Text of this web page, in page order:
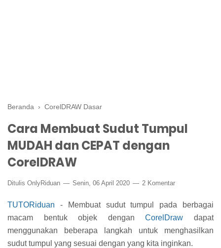
Beranda › CorelDRAW Dasar
Cara Membuat Sudut Tumpul
MUDAH dan CEPAT dengan
CorelDRAW
Ditulis OnlyRiduan Senin, 06 April 2020 2 Komentar
TUTORiduan - Membuat sudut tumpul pada berbagai
macam bentuk objek denganCorelDraw dapat
menggunakan beberapa langkah untuk menghasilkan
sudut tumpul yang sesuai dengan yang kita inginkan.